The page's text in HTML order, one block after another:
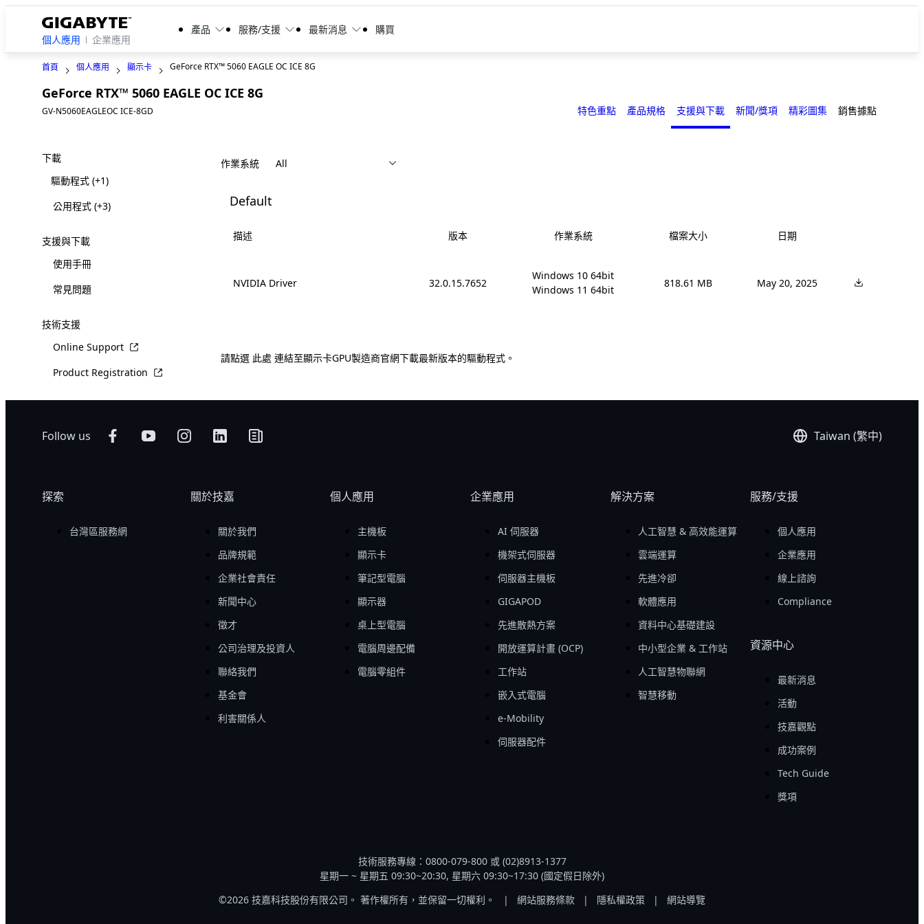
個人應用 企業應用
產品 服務/支援 最新消息 購買
首頁 個人應用 顯示卡 GeForce RTX™ 5060 EAGLE OC ICE 8G
GeForce RTX™ 5060 EAGLE OC ICE 8G
GV-N5060EAGLEOC ICE-8GD 特色重點 產品規格 支援與下載 新聞/獎項 精彩圖集 銷售據點
下載
驅動程式(+1)
公用程式(+3)
支援與下載
使用手冊
常見問題
技術支援
Online Support
Product Registration
作業系統
Default
描述 版本 作業系統 檔案大小 日期
NVIDIA Driver 32.0.15.7652
Windows 10 64bit
Windows 11 64bit
818.61 MB May 20, 2025
請點選 此處 連結至顯示卡GPU製造商官網下載最新版本的驅動程式。
Follow us Taiwan (繁中)
探索
台灣區服務網
關於技嘉
關於我們
品牌規範
企業社會責任
新聞中心
徵才
公司治理及投資人
聯絡我們
基金會
利害關係人
個人應用
主機板
顯示卡
筆記型電腦
顯示器
桌上型電腦
電腦周邊配備
電腦零組件
企業應用
AI 伺服器
機架式伺服器
伺服器主機板
GIGAPOD
先進散熱方案
開放運算計畫 (OCP)
工作站
嵌入式電腦
e-Mobility
伺服器配件
解決方案
人工智慧 & 高效能運算
雲端運算
先進冷卻
軟體應用
資料中心基礎建設
中小型企業 & 工作站
人工智慧物聯網
智慧移動
服務/支援
個人應用
企業應用
線上諮詢
Compliance
資源中心
最新消息
活動
技嘉觀點
成功案例
Tech Guide
獎項
技術服務專線：0800-079-800 或 (02)8913-1377
星期一 ~ 星期五 09:30~20:30, 星期六 09:30~17:30 (國定假日除外)
©2026 技嘉科技股份有限公司。 著作權所有，並保留一切權利。
| 網站服務條款 | 隱私權政策 | 網站導覽